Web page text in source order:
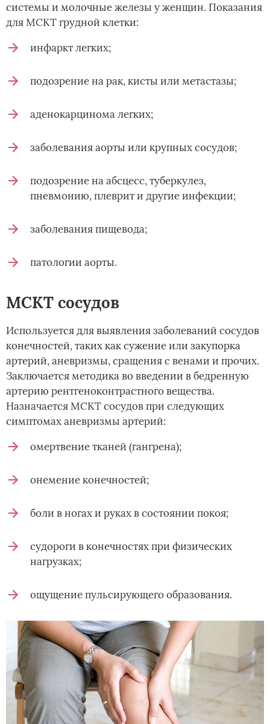
системы и молочные железы у женщин. Показания
для МСКТ грудной клетки:
инфаркт легких;
подозрение на рак, кисты или метастазы;
аденокарцинома легких;
заболевания аорты или крупных сосудов;
подозрение на абсцесс, туберкулез,
пневмонию, плеврит и другие инфекции;
заболевания пищевода;
патологии аорты.
МСКТ сосудов
Используется для выявления заболеваний сосудов
конечностей, таких как сужение или закупорка
артерий, аневризмы, сращения с венами и прочих.
Заключается методика во введении в бедренную
артерию рентгеноконтрастного вещества.
Назначается МСКТ сосудов при следующих
симптомах аневризмы артерий:
омертвение тканей (гангрена);
онемение конечностей;
боли в ногах и руках в состоянии покоя;
судороги в конечностях при физических
нагрузках;
ощущение пульсирующего образования.